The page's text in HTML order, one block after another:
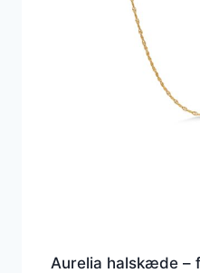
Aurelia halskæde –